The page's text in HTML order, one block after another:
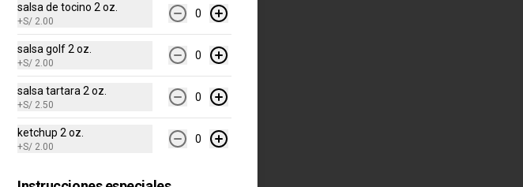
-50%
salsa de tocino 2 oz.
+S/ 2.00
0
salsa golf 2 oz.
+S/ 2.00
0
salsa tartara 2 oz.
+S/ 2.50
0
ketchup 2 oz.
+S/ 2.00
0